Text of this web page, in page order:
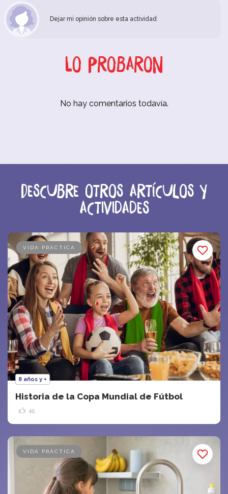
Dejar mi opinión sobre esta actividad
Lo probaron
No hay comentarios todavía.
Descubre otros artículos y
actividades
VIDA PRÁCTICA
8 años y +
Historia de la Copa Mundial de Fútbol
45
VIDA PRÁCTICA